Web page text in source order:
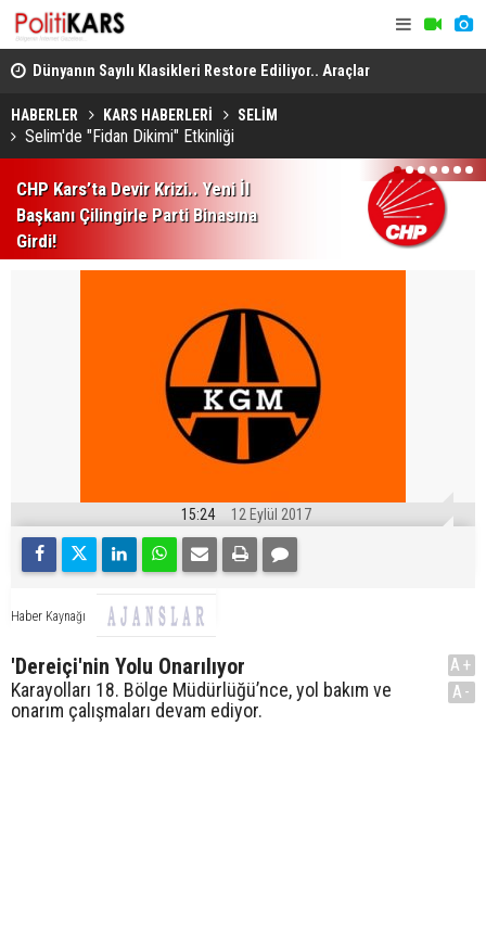
Dünyanın Sayılı Klasikleri Restore Ediliyor.. Araçlar
Yeniden Yollara Dönüyor!
HABERLER KARS HABERLERİ SELİM
Selim'de "Fidan Dikimi" Etkinliği
CHP Kars’ta Devir Krizi.. Yeni İl
Başkanı Çilingirle Parti Binasına
Girdi!
1 2 3 4 5 6 7
15:24 12 Eylül 2017
Haber Kaynağı
'Dereiçi'nin Yolu Onarılıyor
Karayolları 18. Bölge Müdürlüğü’nce, yol bakım ve
onarım çalışmaları devam ediyor.
A+
A-